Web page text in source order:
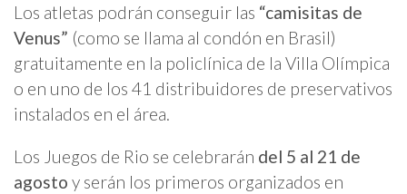
Los atletas podrán conseguir las “camisitas de
Venus” (como se llama al condón en Brasil)
gratuitamente en la policlínica de la Villa Olímpica
o en uno de los 41 distribuidores de preservativos
instalados en el área.
Los Juegos de Rio se celebrarán del 5 al 21 de
agosto y serán los primeros organizados en